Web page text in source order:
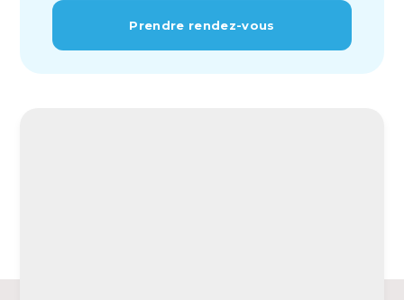
Prendre rendez-vous